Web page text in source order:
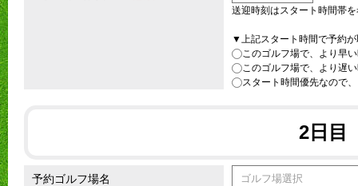
送迎時刻はスタート時間帯
▼上記スタート時間で予約
このゴルフ場で、より早
このゴルフ場で、より遅
スタート時間優先なので
2日目
予約ゴルフ場名